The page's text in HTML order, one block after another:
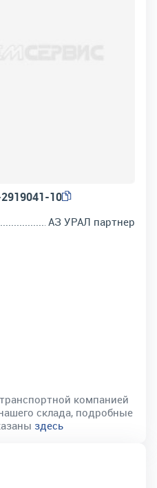
10
АЗ УРАЛ партнер
компанией
склада, подробные
здесь